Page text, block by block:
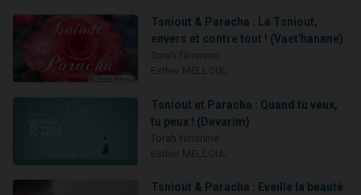
Tsniout & Paracha : La Tsniout,
envers et contre tout ! (Vaet'hanane)
Tsniout et Paracha : Quand tu veux,
tu peux ! (Devarim)
Tsniout & Paracha : Eveille la beauté